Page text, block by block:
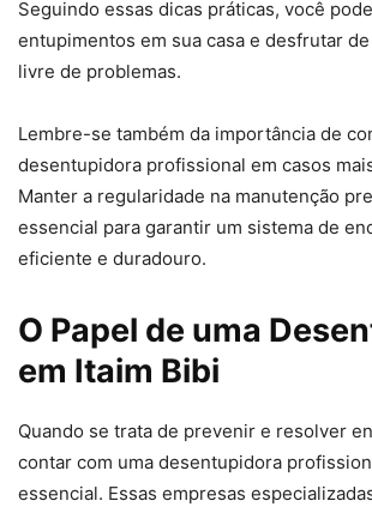
Seguindo essas dicas práticas, você
entupimentos em sua casa e desfrutar
livre de problemas.
Lembre-se também da importância de
desentupidora profissional em casos
Manter a regularidade na manutenção
essencial para garantir um sistema de
eficiente e duradouro.
O Papel de uma
em Itaim Bibi
Quando se trata de prevenir e resolver
contar com uma desentupidora
essencial. Essas empresas